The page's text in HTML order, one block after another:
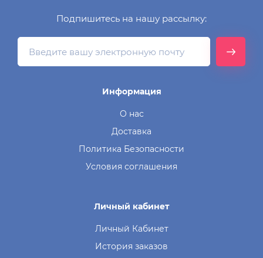
Подпишитесь на нашу рассылку:
Информация
О нас
Доставка
Политика Безопасности
Условия соглашения
Личный кабинет
Личный Кабинет
История заказов